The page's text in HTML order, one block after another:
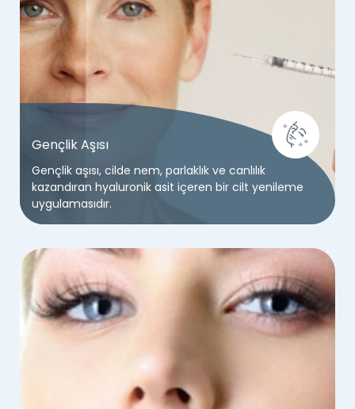
Gençlik Aşısı
Gençlik aşısı, cilde nem, parlaklık ve canlılık
kazandıran hyaluronik asit içeren bir cilt yenileme
uygulamasıdır.